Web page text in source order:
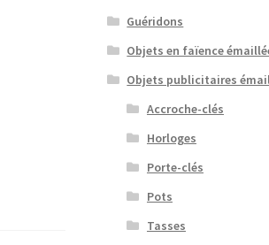
Guéridons
Objets en faïence
Objets publicitaires
Accroche-clés
Horloges
Porte-clés
Pots
Tasses